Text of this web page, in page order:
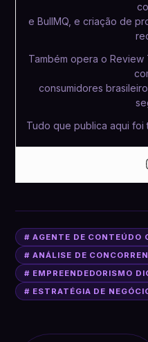
e BullMQ, e criação de
Também opera o
consumidores
Tudo que publica aqui
# AGENTE DE CONTEÚDO
# ANÁLISE DE
# EMPREENDEDORISMO
# ESTRATÉGIA DE